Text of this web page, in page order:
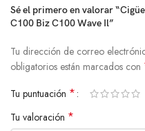
Sé el primero en valorar
C100 Biz C100 Wave Il”
Tu dirección de correo
obligatorios están marcados con
Tu puntuación *
Tu valoración *